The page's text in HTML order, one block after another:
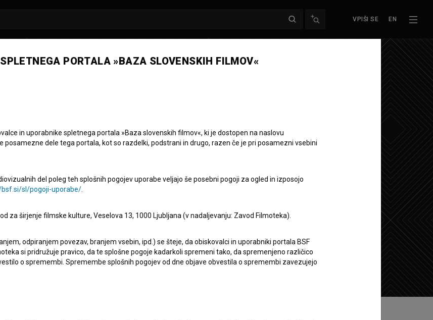
VPIŠI SE EN
Želim si ogledati ta film
PORTALA »BAZA SLOVENSKIH FILMOV«
in uporabnike spletnega portala »Baza slovenskih filmov«, ki je dostopen na naslovu
posamezne dele tega portala, kot so razdelki, podstrani in drugo, razen če je pri posamezni vsebini
del poleg teh splošnih pogojev uporabe veljajo še posebni pogoji za ogled in izposojo
bsf.si/sl/pogoji-uporabe/
za širjenje filmske kulture, Veselova 13, 1000 Ljubljana (v nadaljevanju: Zavod Filmoteka).
odpiranjem povezav, branjem vsebin, ipd.) se šteje, da obiskovalci in uporabniki portala BSF
si pridružuje pravico, da te splošne pogoje kadarkoli spremeni tako, da spremenjeno različico
o spremembi. Spremembe splošnih pogojev od dne objave obvestila o spremembi zavezujejo